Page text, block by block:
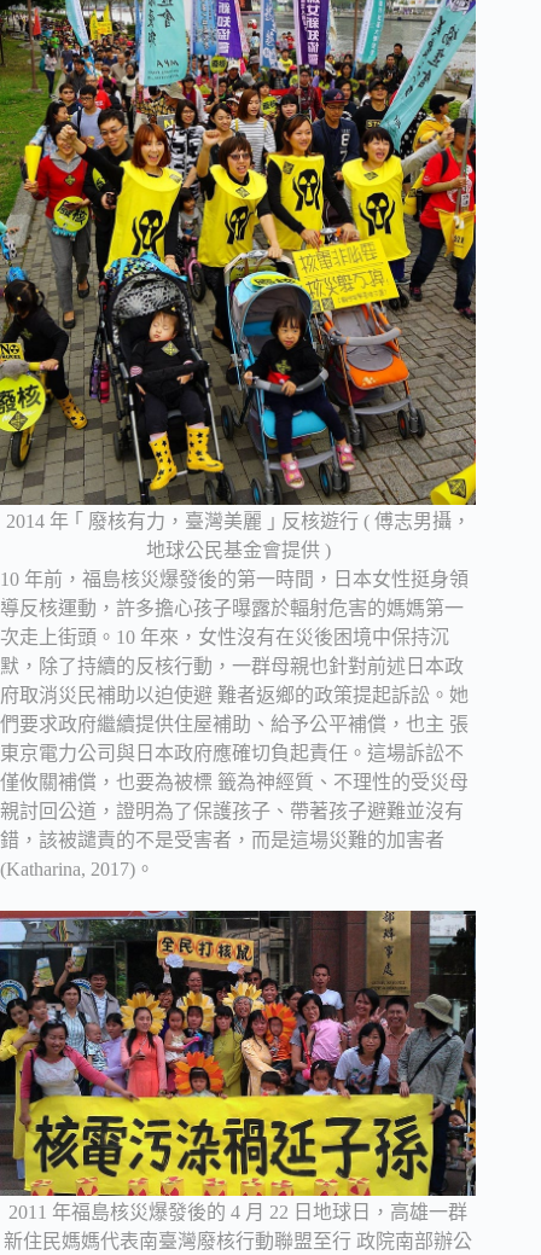
2014 年 ｢ 廢核有力，臺灣美麗 ｣ 反核遊行 ( 傅志男攝，
地球公民基金會提供 )
10 年前，福島核災爆發後的第一時間，日本女性挺身領
導反核運動，許多擔心孩子曝露於輻射危害的媽媽第一
次走上街頭。10 年來，女性沒有在災後困境中保持沉
默，除了持續的反核行動，一群母親也針對前述日本政
府取消災民補助以迫使避 難者返鄉的政策提起訴訟。她
們要求政府繼續提供住屋補助、給予公平補償，也主 張
東京電力公司與日本政府應確切負起責任。這場訴訟不
僅攸關補償，也要為被標 籤為神經質、不理性的受災母
親討回公道，證明為了保護孩子、帶著孩子避難並沒有
錯，該被譴責的不是受害者，而是這場災難的加害者
(Katharina, 2017)。
2011 年福島核災爆發後的 4 月 22 日地球日，高雄一群
新住民媽媽代表南臺灣廢核行動聯盟至行 政院南部辦公